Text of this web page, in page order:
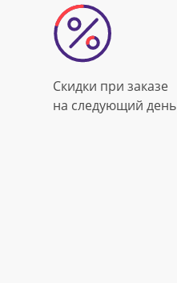
Скидки при заказе
на следующий день